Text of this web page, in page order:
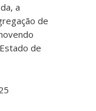
a
de
de